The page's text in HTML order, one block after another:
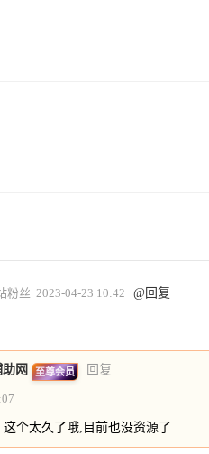
粉丝 2023-04-23 10:42 @回复
网 至尊会员 回复
个太久了哦,目前也没资源了.